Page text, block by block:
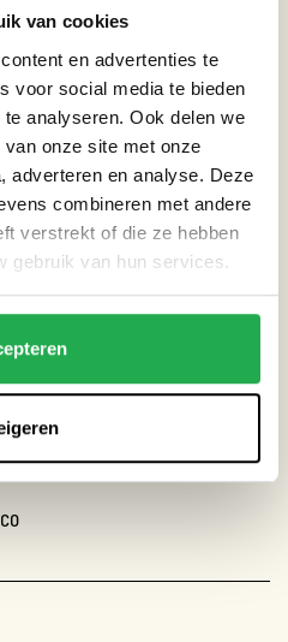
van cookies
en advertenties te
voor social media te bieden
analyseren. Ook delen we
onze site met onze
adverteren en analyse. Deze
combineren met andere
verstrekt of die ze hebben
gebruik van hun services.